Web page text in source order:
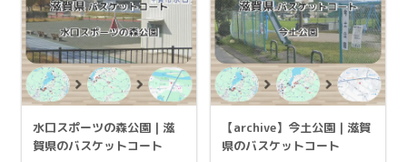
水口スポーツの森公園 | 滋
賀県のバスケットコート
【archive】今土公園 | 滋賀
県のバスケットコート